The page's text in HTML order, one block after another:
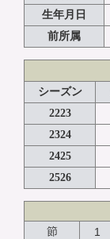
生年月日
前所属
シーズン
2223
2324
2425
2526
節
1